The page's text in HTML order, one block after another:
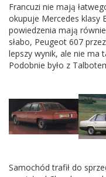
Francuzi nie mają
okupuje Mercedes klasy
powiedzenia mają
słabo, Peugeot 607
lepszy wynik, ale nie ma
Podobnie było z
Samochód trafił do